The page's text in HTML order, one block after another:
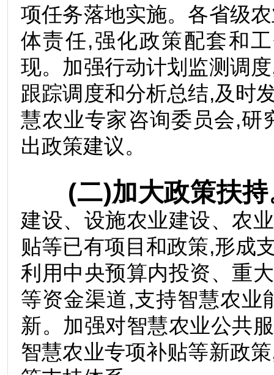
项任务落地实施。各省级
体责任,强化政策配套和
现。加强行动计划监测调
跟踪调度和分析总结,及时
慧农业专家咨询委员会,研
出政策建议。
(二)加大政策扶持
建设、设施农业建设、农
贴等已有项目和政策,形成
利用中央预算内投资、重
等资金渠道,支持智慧农业
新。加强对智慧农业公共
智慧农业专项补贴等新政